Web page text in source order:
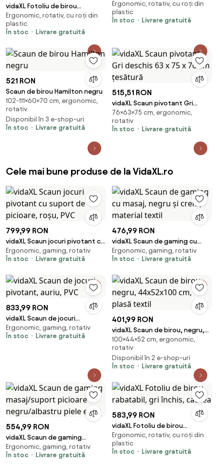
vidaXL Fotoliu de birou
rabatabil cu masaj, negru, piele
ecologică
Ergonomic, rotativ, cu roți din
plastic
În stoc
Livrare gratuită
rabatabil, gri deschis, textil
Ergonomic, rotativ, cu roți din
plastic
În stoc
Livrare gratuită
521 RON
Scaun de birou Hamilton negru
102-111×60×70 cm, ergonomic,
rotativ
Disponibil în 3 e-shop-uri
În stoc
Livrare gratuită
515,51 RON
vidaXL Scaun pivotant Gri
deschis 63 x 75 x 76 cm
țesătură
76×63×75 cm, ergonomic,
rotativ
În stoc
Livrare gratuită
Cele mai bune produse de la VidaXL.ro
799,99 RON
vidaXL Scaun jocuri pivotant cu
suport de picioare, roșu, PVC
Ergonomic, gaming, rotativ
În stoc
Livrare gratuită
476,99 RON
vidaXL Scaun de gaming cu
masaj, negru și crem, material
textil
Ergonomic, gaming, rotativ
În stoc
Livrare gratuită
833,99 RON
vidaXL Scaun de jocuri
pivotant, auriu, PVC
Ergonomic, gaming, rotativ
În stoc
Livrare gratuită
401,99 RON
vidaXL Scaun de birou, negru,
44x52x100 cm, plasă textil
100×44×52 cm, ergonomic,
rotativ
Disponibil în 2 e-shop-uri
În stoc
Livrare gratuită
554,99 RON
vidaXL Scaun de gaming
masaj/suport picioare
negru/albastru piele eco
Ergonomic, gaming, rotativ
În stoc
Livrare gratuită
583,99 RON
vidaXL Fotoliu de birou
rabatabil, gri închis, catifea
Ergonomic, rotativ, cu roți din
plastic
În stoc
Livrare gratuită